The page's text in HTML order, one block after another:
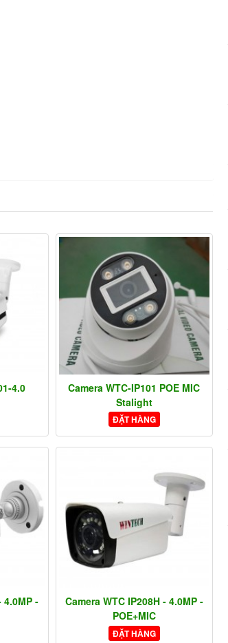
4.0
Camera WTC-IP101 POE MIC
Stalight
ĐẶT HÀNG
4.0MP -
Camera WTC IP208H - 4.0MP -
POE+MIC
ĐẶT HÀNG